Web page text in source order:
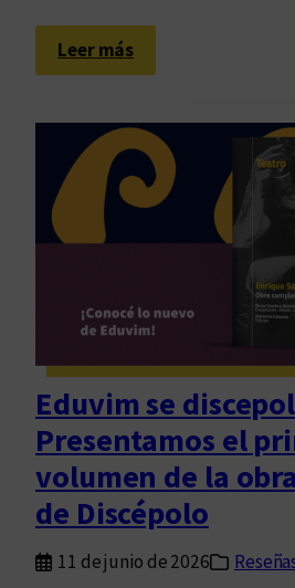
Leer más:
L
s
m
b
r
a
a
s
c
a
r
a
d
Eduvim se
Presentamos el
volumen de la
de Discépolo
11 de junio de 2026